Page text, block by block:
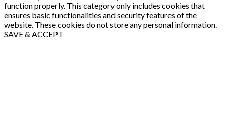
function properly. This category only includes cookies that
ensures basic functionalities and security features of the
website. These cookies do not store any personal information.
SAVE & ACCEPT